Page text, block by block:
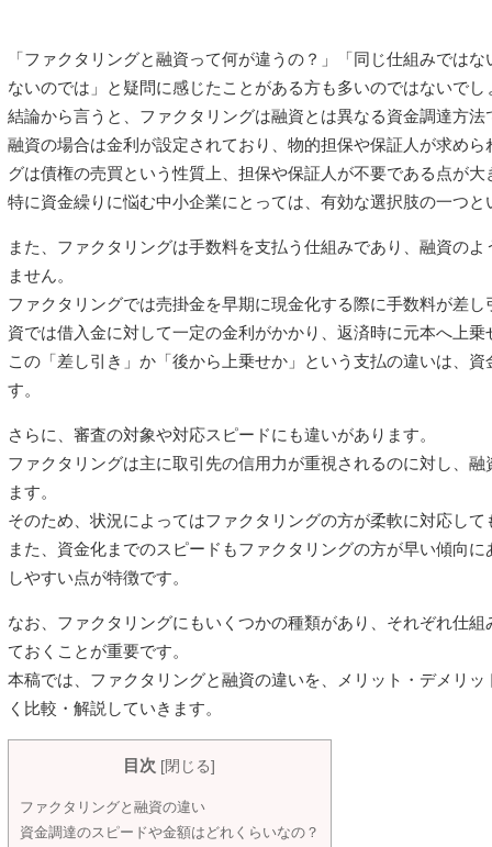
「ファクタリングと融資って何が違うの？」「同じ仕組みでは
ないのでは」と疑問に感じたことがある方も多いのではないでし
結論から言うと、ファクタリングは融資とは異なる資金調達方法
融資の場合は金利が設定されており、物的担保や保証人が求め
グは債権の売買という性質上、担保や保証人が不要である点が大
特に資金繰りに悩む中小企業にとっては、有効な選択肢の一つと
また、ファクタリングは手数料を支払う仕組みであり、融資の
ません。
ファクタリングでは売掛金を早期に現金化する際に手数料が差
資では借入金に対して一定の金利がかかり、返済時に元本へ上
この「差し引き」か「後から上乗せか」という支払の違いは、
す。
さらに、審査の対象や対応スピードにも違いがあります。
ファクタリングは主に取引先の信用力が重視されるのに対し、
ます。
そのため、状況によってはファクタリングの方が柔軟に対応し
また、資金化までのスピードもファクタリングの方が早い傾向
しやすい点が特徴です。
なお、ファクタリングにもいくつかの種類があり、それぞれ仕
ておくことが重要です。
本稿では、ファクタリングと融資の違いを、メリット・デメリ
く比較・解説していきます。
目次 [閉じる]
ファクタリングと融資の違い
資金調達のスピードや金額はどれくらいなの？